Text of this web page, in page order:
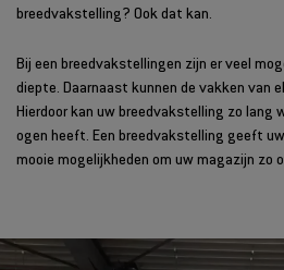
breedvakstelling? Ook dat kan.
Bij een breedvakstellingen zijn er veel
diepte. Daarnaast kunnen de vakken van
Hierdoor kan uw breedvakstelling zo lang
ogen heeft. Een breedvakstelling geeft
mooie mogelijkheden om uw magazijn zo